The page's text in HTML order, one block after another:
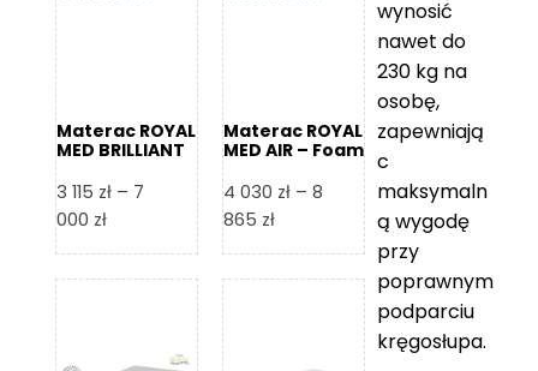
Materac ROYAL
MED BRILLIANT
3 115 zł – 7
000 złZakres
od
Materac ROYAL
MED AIR – Foam
4 030 zł – 8
865 złZakres
od
wynosić
nawet do
230 kg na
osobę,
zapewniają
c
maksymaln
ą wygodę
przy
poprawnym
podparciu
kręgosłupa.